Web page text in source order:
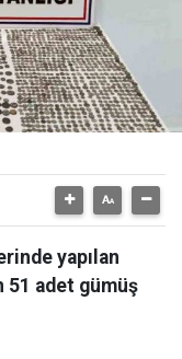
yapılan
51 adet gümüş